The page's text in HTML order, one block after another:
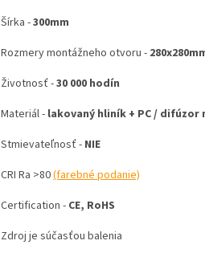
Šírka -300mm
Rozmery montážneho otvoru -
Životnosť -30 000 hodín
Materiál - lakovaný hliník + PC / difúzor
Stmievateľnosť - NIE
CRI Ra >80(farebné podanie)
Certification - CE, RoHS
Zdroj je súčasťou balenia